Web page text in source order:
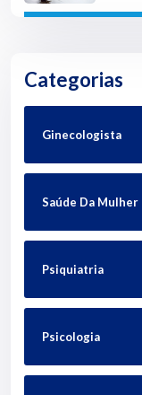
Categorias
Ginecologista
Saúde Da Mulher
Psiquiatria
Psicologia